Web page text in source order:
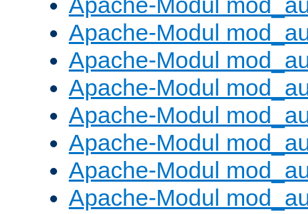
Apache-Modul
Apache-Modul
Apache-Modul
Apache-Modul
Apache-Modul
Apache-Modul
Apache-Modul